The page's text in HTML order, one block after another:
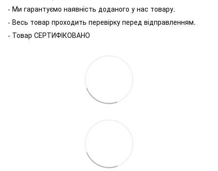
- Ми гарантуємо наявність доданого у нас товару.
- Весь товар проходить перевірку перед відправленням.
- Товар СЕРТИФІКОВАНО